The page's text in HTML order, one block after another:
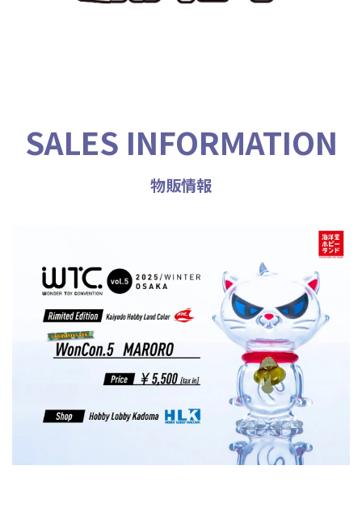
SALES INFORMATION
物販情報